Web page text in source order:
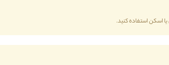
اسکن استفاده کنید.